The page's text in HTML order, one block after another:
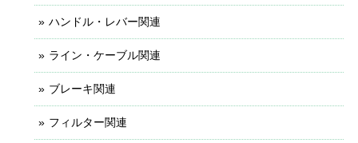
ハンドル・レバー関連
ライン・ケーブル関連
ブレーキ関連
フィルター関連